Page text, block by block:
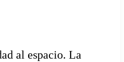
al espacio. La